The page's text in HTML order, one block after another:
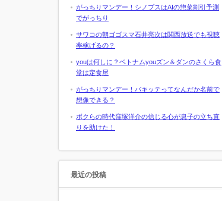
がっちりマンデー！シノプスはAIの惣菜割引予測
でがっちり
サワコの朝ゴゴスマ石井亮次は関西放送でも視聴
率稼げるの？
youは何しに？ベトナムyouズン＆ダンのさくら食
堂は定食屋
がっちりマンデー！パキッテってなんだか名前で
想像できる？
ボクらの時代窪塚洋介の信じる心が息子の立ち直
りを助けた！
最近の投稿